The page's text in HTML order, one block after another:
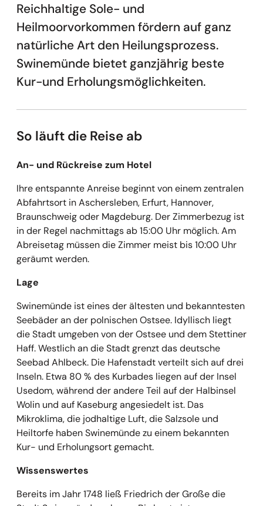
Reichhaltige Sole- und
Heilmoorvorkommen fördern auf ganz
natürliche Art den Heilungsprozess.
Swinemünde bietet ganzjährig beste
Kur-und Erholungsmöglichkeiten.
So läuft die Reise ab
An- und Rückreise zum Hotel
Ihre entspannte Anreise beginnt von einem zentralen
Abfahrtsort in Aschersleben, Erfurt, Hannover,
Braunschweig oder Magdeburg. Der Zimmerbezug ist
in der Regel nachmittags ab 15:00 Uhr möglich. Am
Abreisetag müssen die Zimmer meist bis 10:00 Uhr
geräumt werden.
Lage
Swinemünde ist eines der ältesten und bekanntesten
Seebäder an der polnischen Ostsee. Idyllisch liegt
die Stadt umgeben von der Ostsee und dem Stettiner
Haff. Westlich an die Stadt grenzt das deutsche
Seebad Ahlbeck. Die Hafenstadt verteilt sich auf drei
Inseln. Etwa 80 % des Kurbades liegen auf der Insel
Usedom, während der andere Teil auf der Halbinsel
Wolin und auf Kaseburg angesiedelt ist. Das
Mikroklima, die jodhaltige Luft, die Salzsole und
Heiltorfe haben Swinemünde zu einem bekannten
Kur- und Erholungsort gemacht.
Wissenswertes
Bereits im Jahr 1748 ließ Friedrich der Große die